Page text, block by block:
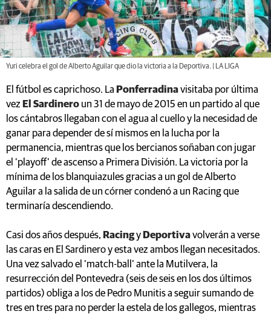
Yuri celebra el gol de Alberto Aguilar que dio la victoria a la Deportiva. | LA LIGA
El fútbol es caprichoso. La Ponferradinavisitaba por última
vez El Sardinero un 31 de mayo de 2015 en un partido al que
los cántabros llegaban con el agua al cuello y la necesidad de
ganar para depender de sí mismos en la lucha por la
permanencia, mientras que los bercianos soñaban con jugar
el ‘playoff’ de ascenso a Primera División. La victoria por la
mínima de los blanquiazules gracias a un gol de Alberto
Aguilar a la salida de un córner condenó a un Racing que
terminaría descendiendo.
Casi dos años después, Racingy Deportivavolverán a verse
las caras en El Sardinero y esta vez ambos llegan necesitados.
Una vez salvado el ‘match-ball’ ante la Mutilvera, la
resurrección del Pontevedra (seis de seis en los dos últimos
partidos) obliga a los de Pedro Munitis a seguir sumando de
tres en tres para no perder la estela de los gallegos, mientras